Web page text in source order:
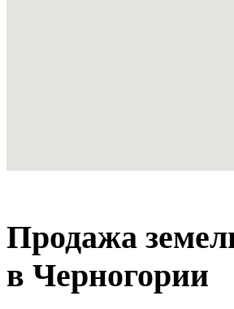
Продажа
в Черногории